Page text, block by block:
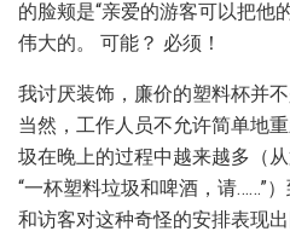
的脸颊是“亲爱的游客可以把他
伟大的。 可能？ 必须！
我讨厌装饰，廉价的塑料杯并
当然，工作人员不允许简单地
圾在晚上的过程中越来越多（
“一杯塑料垃圾和啤酒，请……”
和访客对这种奇怪的安排表现